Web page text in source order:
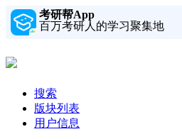
考研帮App
百万考研人的学习聚集地
搜索
版块列表
用户信息